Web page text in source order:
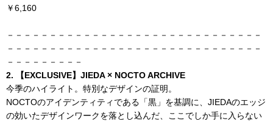
￥6,160
－－－－－－－－－－－－－－－－－－－－－－－－－－－－－－
－－－－－－－－－－－－－－－－－－－－－－－－－－－－－－
－－－－－－－－－
2. 【EXCLUSIVE】JIEDA × NOCTO ARCHIVE
今季のハイライト。特別なデザインの証明。
NOCTOのアイデンティティである「黒」を基調に、JIEDAのエッジ
の効いたデザインワークを落とし込んだ、ここでしか手に入らない